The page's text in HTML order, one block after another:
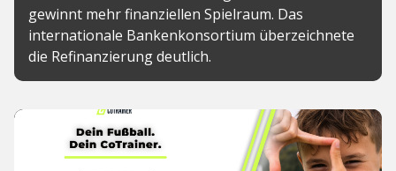
gewinnt mehr finanziellen Spielraum. Das
internationale Bankenkonsortium überzeichnete
die Refinanzierung deutlich.